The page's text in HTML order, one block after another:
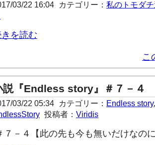
03/22 16:04 カテゴリー： 私のトモダ
を読む
こ
説『Endless story』＃７－４
03/22 05:34 カテゴリー： Endless story
投稿者： Viridis
７－４【此の先も今も無いだけなの